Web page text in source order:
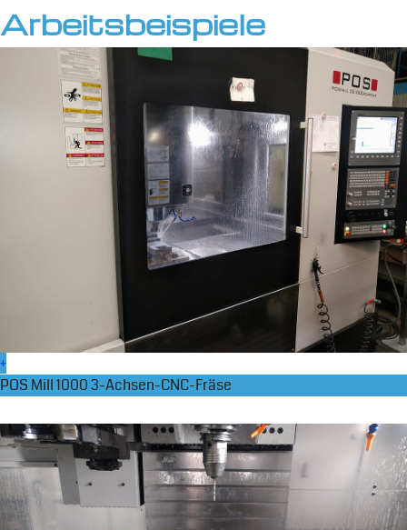
Arbeitsbeispiele
+
POS Mill 1000 3-Achsen-CNC-Fräse